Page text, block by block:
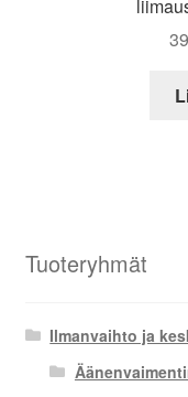
Tuoteryhmät
Ilmanvaihto ja